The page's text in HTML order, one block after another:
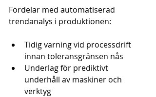
Fördelar med automatiserad
trendanalys i produktionen:
Tidig varning vid processdrift
innan toleransgränsen nås
Underlag för prediktivt
underhåll av maskiner och
verktyg